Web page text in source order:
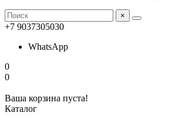
×
+7 9037305030
WhatsApp
0
0
Ваша корзина пуста!
Каталог